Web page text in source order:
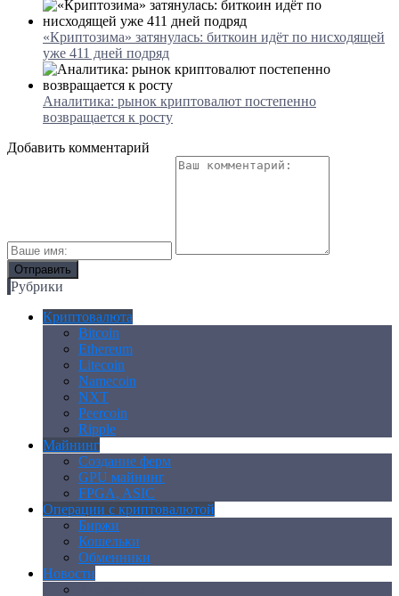
«Криптозима» затянулась: биткоин идёт по нисходящей
уже 411 дней подряд
Аналитика: рынок криптовалют постепенно
возвращается к росту
Добавить комментарий
Рубрики
Криптовалюта
Bitcoin
Ethereum
Litecoin
Namecoin
NXT
Peercoin
Ripple
Майнинг
Создание ферм
GPU майнинг
FPGA, ASIC
Операции с криптовалютой
Биржи
Кошельки
Обменники
Новости